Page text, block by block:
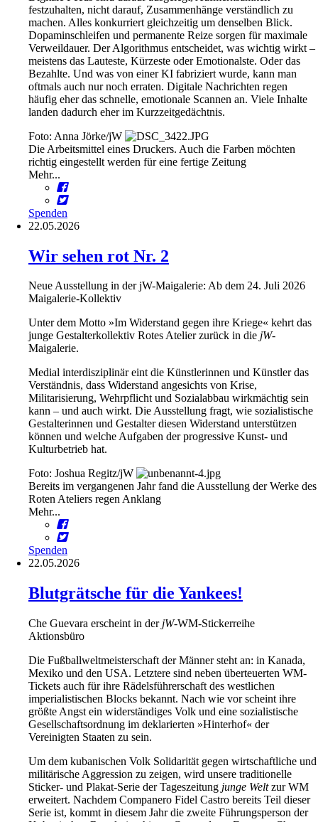
festzuhalten, nicht darauf, Zusammenhänge verständlich zu
machen. Alles konkurriert gleichzeitig um denselben Blick.
Dopaminschleifen und permanente Reize sorgen für maximale
Verweildauer. Der Algorithmus entscheidet, was wichtig wirkt –
meistens das Lauteste, Kürzeste oder Emotionalste. Oder das
Bezahlte. Und was von einer KI fabriziert wurde, kann man
oftmals auch nur noch erraten. Digitale Nachrichten regen
häufig eher das schnelle, emotionale Scannen an. Viele Inhalte
landen dadurch eher im Kurzzeitgedächtnis.
Foto: Anna Jörke/jW
Die Arbeitsmittel eines Druckers. Auch die Farben möchten
richtig eingestellt werden für eine fertige Zeitung
Mehr...
Spenden
22.05.2026
Wir sehen rot Nr. 2
Neue Ausstellung in der jW-Maigalerie: Ab dem 24. Juli 2026
Maigalerie-Kollektiv
Unter dem Motto »Im Widerstand gegen ihre Kriege« kehrt das
junge Gestalterkollektiv Rotes Atelier zurück in die jW-
Maigalerie.
Medial interdisziplinär eint die Künstlerinnen und Künstler das
Verständnis, dass Widerstand angesichts von Krise,
Militarisierung, Wehrpflicht und Sozialabbau wirkmächtig sein
kann – und auch wirkt. Die Ausstellung fragt, wie sozialistische
Gestalterinnen und Gestalter diesen Widerstand unterstützen
können und welche Aufgaben der progressive Kunst- und
Kulturbetrieb hat.
Foto: Joshua Regitz/jW
Bereits im vergangenen Jahr fand die Ausstellung der Werke des
Roten Ateliers regen Anklang
Mehr...
Spenden
22.05.2026
Blutgrätsche für die Yankees!
Che Guevara erscheint in der jW-WM-Stickerreihe
Aktionsbüro
Die Fußballweltmeisterschaft der Männer steht an: in Kanada,
Mexiko und den USA. Letztere sind neben überteuerten WM-
Tickets auch für ihre Rädelsführerschaft des westlichen
imperialistischen Blocks bekannt. Nach wie vor scheint ihre
größte Angst ein widerständiges Volk und eine sozialistische
Gesellschaftsordnung im deklarierten »Hinterhof« der
Vereinigten Staaten zu sein.
Um dem kubanischen Volk Solidarität gegen wirtschaftliche und
militärische Aggression zu zeigen, wird unsere traditionelle
Sticker- und Plakat-Serie der Tageszeitung junge Weltzur WM
erweitert. Nachdem Companero Fidel Castro bereits Teil dieser
Serie ist, kommt in diesem Jahr die zweite Führungsperson der